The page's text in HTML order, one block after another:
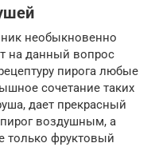
необыкновенно
на данный вопрос
пирога любые
сочетание таких
дает прекрасный
пирог воздушным, а
только фруктовый